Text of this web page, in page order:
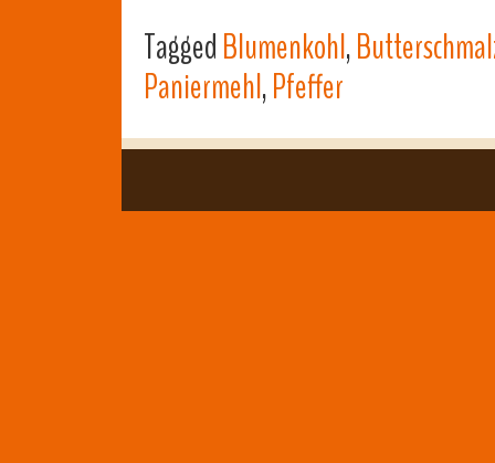
TaggedBlumenkohl,
Paniermehl,Pfeffer